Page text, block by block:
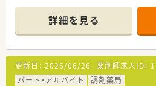
■日曜日のみのご勤務も相談可能
時給3,000円でのご相談も可能です
詳細を見る
更新日： 2026/06/26 薬剤師求人ID：
パート・アルバイト
調剤薬局